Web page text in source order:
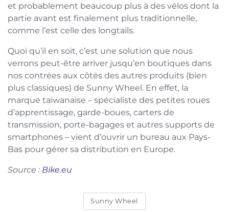
et probablement beaucoup plus à des vélos dont la
partie avant est finalement plus traditionnelle,
comme l’est celle des longtails.
Quoi qu’il en soit, c’est une solution que nous
verrons peut-être arriver jusqu’en boutiques dans
nos contrées aux côtés des autres produits (bien
plus classiques) de Sunny Wheel. En effet, la
marque taiwanaise – spécialiste des petites roues
d’apprentissage, garde-boues, carters de
transmission, porte-bagages et autres supports de
smartphones – vient d’ouvrir un bureau aux Pays-
Bas pour gérer sa distribution en Europe.
Source : Bike.eu
Sunny Wheel